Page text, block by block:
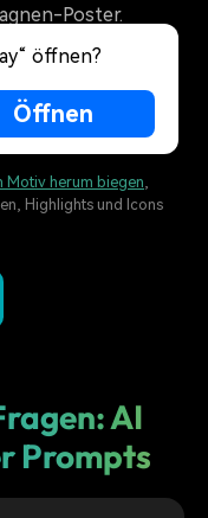
Poster.
„-30%“, „Neu“
Bold, Retro oder
Sprachen.
Motiv herum biegen
Highlights und Icons
AI
Prompts
öffnen?
Öffnen